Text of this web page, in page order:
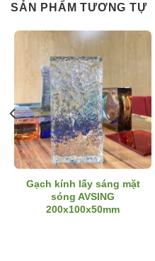
SẢN PHẨM TƯƠNG TỰ
Gạch kính lấy sáng mặt
sóng AVSING
200x100x50mm